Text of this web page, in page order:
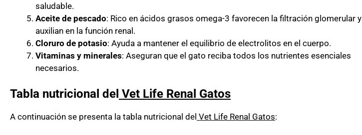
saludable.
Aceite de pescado: Rico en ácidos grasos omega-3 favorecen la filtración glomerular y
auxilian en la función renal.
Cloruro de potasio: Ayuda a mantener el equilibrio de electrolitos en el cuerpo.
Vitaminas y minerales: Aseguran que el gato reciba todos los nutrientes esenciales
necesarios.
Tabla nutricional del Vet Life Renal Gatos
A continuación se presenta la tabla nutricional del Vet Life Renal Gatos: